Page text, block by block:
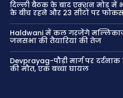
दिल्ली बैठक के बाद एक्शन मोड में
के बीच रहने और 23 सीटों पर फोकस
Haldwani में कल गरजेंगे
जनसभा की तैयारियां की तेज
Devprayag-पौड़ी मार्ग पर
की मौत, एक बच्चा घायल